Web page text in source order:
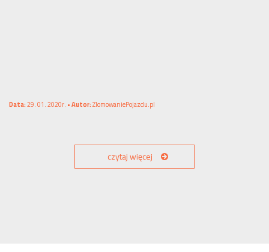
Data:29. 01. 2020r. •Autor:ZlomowaniePojazdu.pl
czytaj więcej